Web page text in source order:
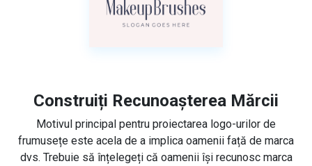
Construiți Recunoașterea Mărcii
Motivul principal pentru proiectarea logo-urilor de
frumusețe este acela de a implica oamenii față de marca
dvs. Trebuie să înțelegeți că oamenii își recunosc marca